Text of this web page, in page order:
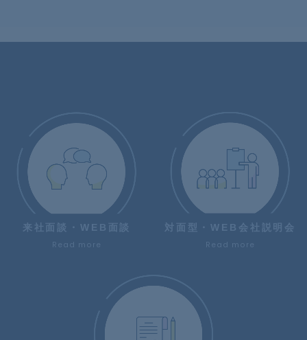
来社面談・WEB面談
Read more
対面型・WEB会社説明会
Read more